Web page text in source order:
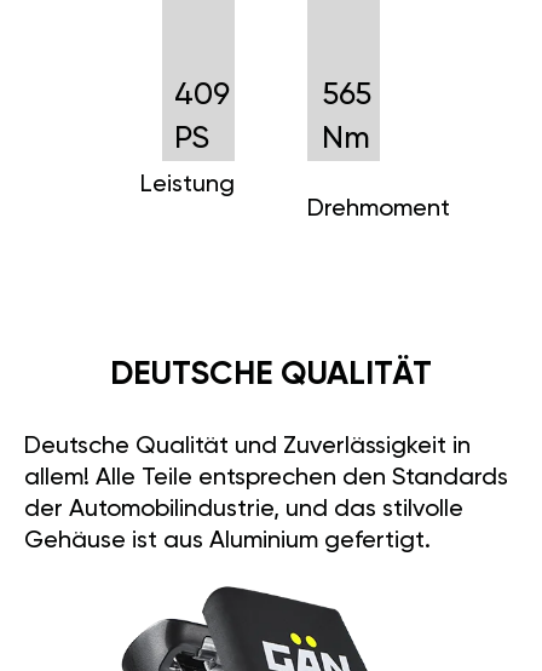
409
PS
Leistung
565
Nm
Drehmoment
DEUTSCHE QUALITÄT
Deutsche Qualität und Zuverlässigkeit in
allem! Alle Teile entsprechen den Standards
der Automobilindustrie, und das stilvolle
Gehäuse ist aus Aluminium gefertigt.